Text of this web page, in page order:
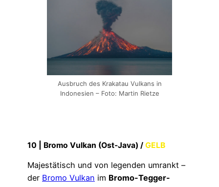
Ausbruch des Krakatau Vulkans in
Indonesien – Foto: Martin Rietze
10 | Bromo Vulkan (Ost-Java) / GELB
Majestätisch und von legenden umrankt –
der Bromo Vulkan im Bromo-Tegger-